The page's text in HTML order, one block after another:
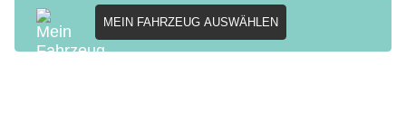
MEIN FAHRZEUG AUSWÄHLEN